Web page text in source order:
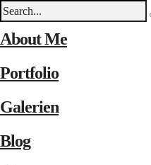
About Me
Portfolio
Galerien
Blog